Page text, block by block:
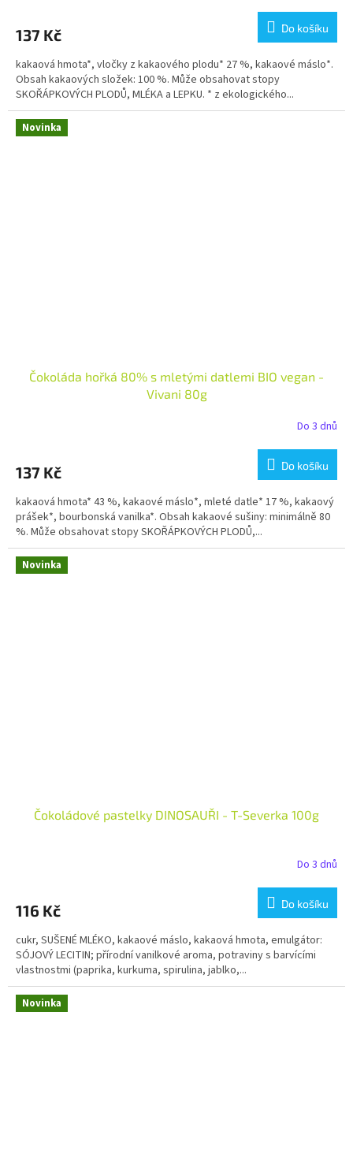
137 Kč Do košíku
kakaová hmota*, vločky z kakaového plodu* 27 %, kakaové máslo*.
Obsah kakaových složek: 100 %. Může obsahovat stopy
SKOŘÁPKOVÝCH PLODŮ, MLÉKA a LEPKU. * z ekologického...
Novinka
Čokoláda hořká 80% s mletými datlemi BIO vegan -
Vivani 80g
Do 3 dnů
137 Kč Do košíku
kakaová hmota* 43 %, kakaové máslo*, mleté datle* 17 %, kakaový
prášek*, bourbonská vanilka*. Obsah kakaové sušiny: minimálně 80
%. Může obsahovat stopy SKOŘÁPKOVÝCH PLODŮ,...
Novinka
Čokoládové pastelky DINOSAUŘI - T-Severka 100g
Do 3 dnů
116 Kč Do košíku
cukr, SUŠENÉ MLÉKO, kakaové máslo, kakaová hmota, emulgátor:
SÓJOVÝ LECITIN; přírodní vanilkové aroma, potraviny s barvícími
vlastnostmi (paprika, kurkuma, spirulina, jablko,...
Novinka